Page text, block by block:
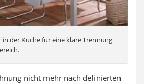
in der Küche für eine klare Trennung
nicht mehr nach definierten